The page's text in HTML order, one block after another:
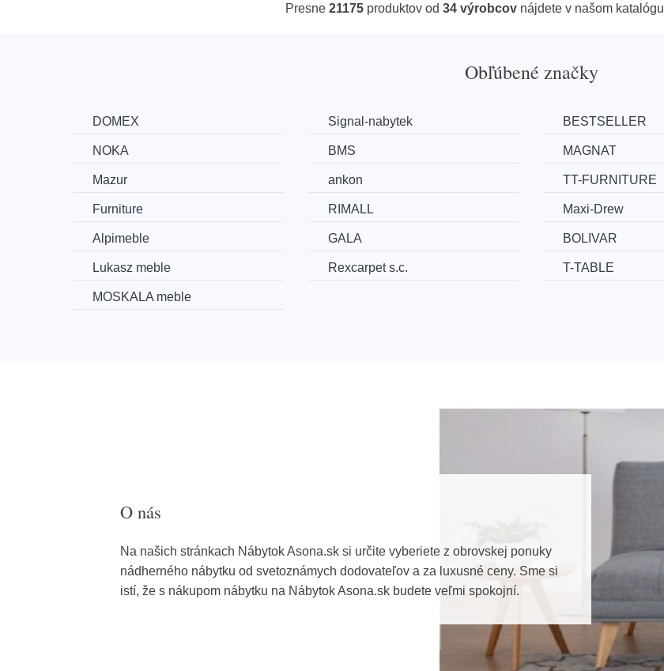
Presne 21175 produktov od 34 výrobcov nájdete v našom katalógu
Obľúbené značky
DOMEX Signal-nabytek BESTSELLER
NOKA BMS MAGNAT
Mazur ankon TT-FURNITURE
Furniture RIMALL Maxi-Drew
Alpimeble GALA BOLIVAR
Lukasz meble Rexcarpet s.c. T-TABLE
MOSKALA meble
O nás
Na našich stránkach Nábytok Asona.sk si určite vyberiete z obrovskej ponuky
nádherného nábytku od svetoznámych dodovateľov a za luxusné ceny. Sme si
istí, že s nákupom nábytku na Nábytok Asona.sk budete veľmi spokojní.